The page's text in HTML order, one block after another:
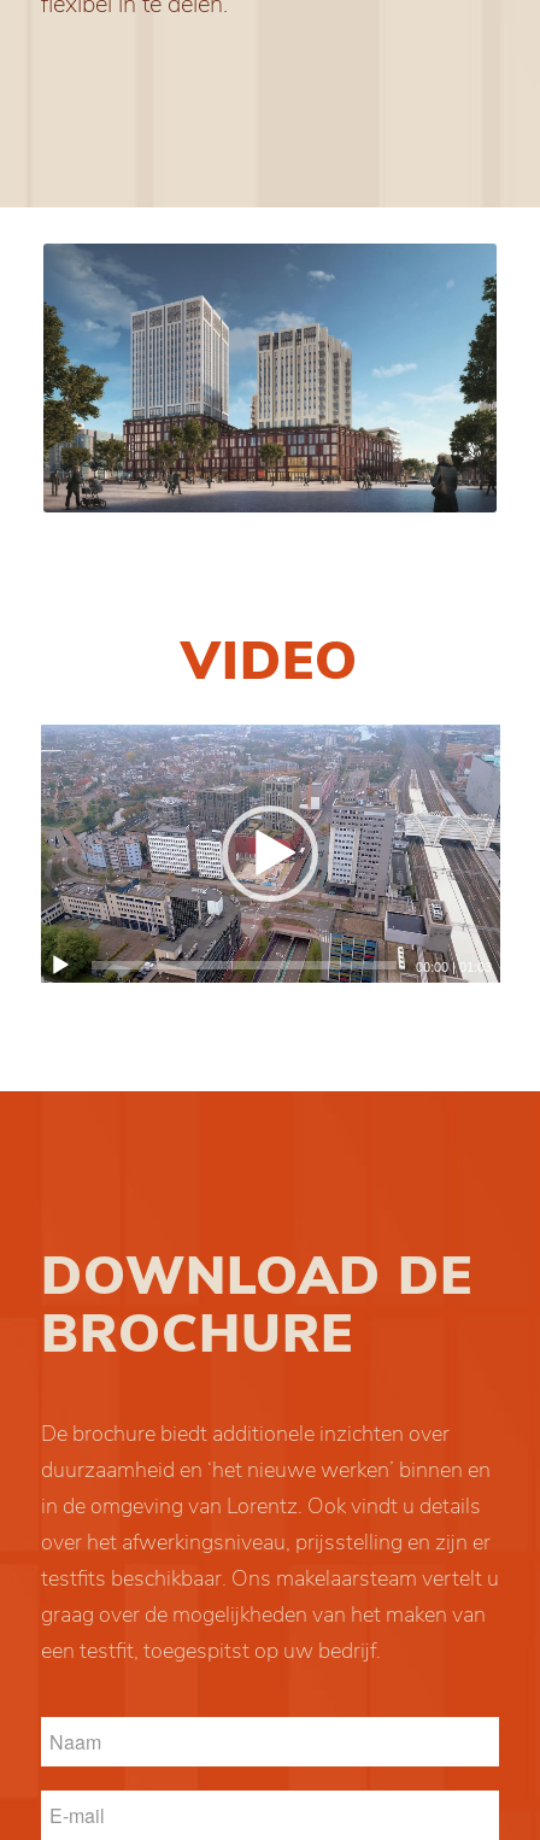
VIDEO
Videospeler
00:00|01:03
DOWNLOAD DE
BROCHURE
De brochure biedt additionele inzichten over
duurzaamheid en ‘het nieuwe werken’ binnen en
in de omgeving van Lorentz. Ook vindt u details
over het afwerkingsniveau, prijsstelling en zijn er
testfits beschikbaar. Ons makelaarsteam vertelt u
graag over de mogelijkheden van het maken van
een testfit, toegespitst op uw bedrijf.